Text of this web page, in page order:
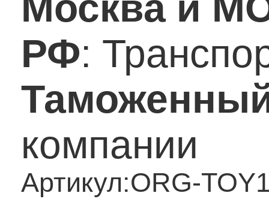
РФ:
компании
Артикул:ORG-